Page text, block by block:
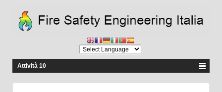
Attività 10